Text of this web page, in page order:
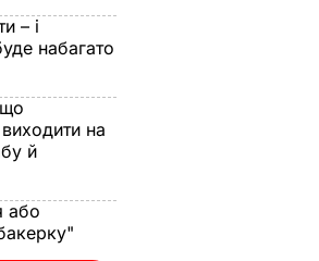
– і
набагато
на
й
або